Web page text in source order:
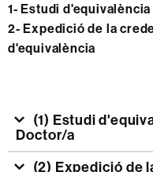
1- Estudi
2- Expedició de la
d'equivalència
Doctor/a